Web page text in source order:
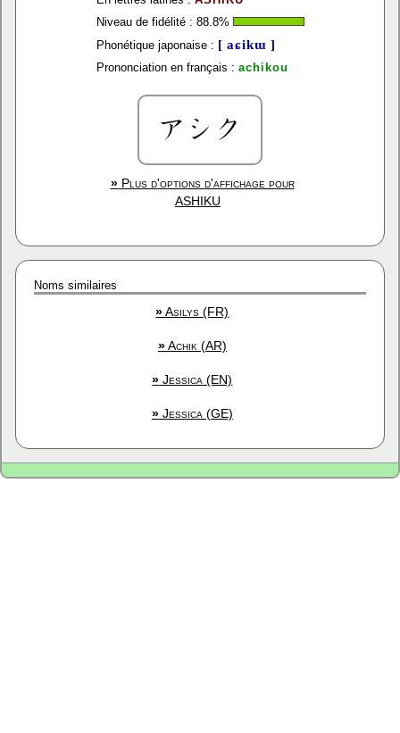
Niveau de fidélité : 88.8%
Phonétique japonaise : [ aɕikɯ ]
Prononciation en français : achikou
»Plus d'options d'affichage pour
ASHIKU
Noms similaires
»Asilys (FR)
»Achik (AR)
» Jessica (EN)
»Jessica (GE)